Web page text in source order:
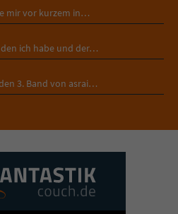
mir vor kurzem in…
ich habe und der…
3. Band von asrai…